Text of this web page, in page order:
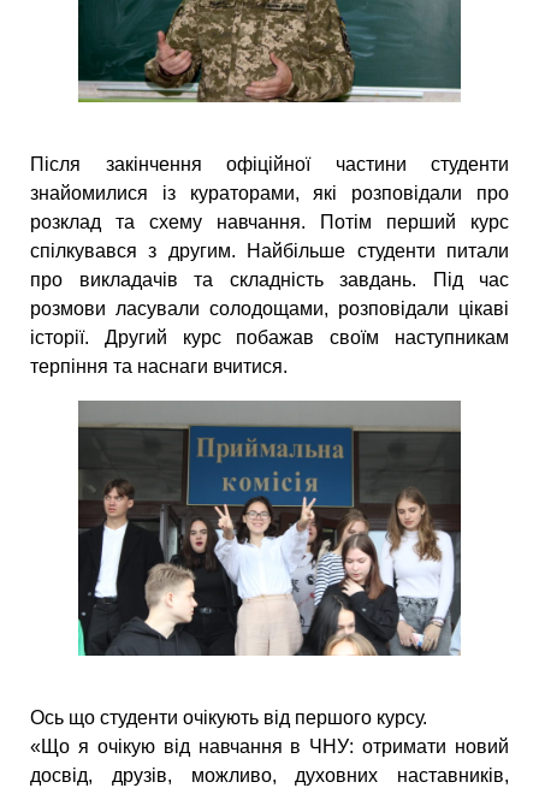
Після закінчення офіційної частини студенти
знайомилися із кураторами, які розповідали про
розклад та схему навчання. Потім перший курс
спілкувався з другим. Найбільше студенти питали
про викладачів та складність завдань. Під час
розмови ласували солодощами, розповідали цікаві
історії. Другий курс побажав своїм наступникам
терпіння та наснаги вчитися.
Ось що студенти очікують від першого курсу.
«Що я очікую від навчання в ЧНУ: отримати новий
досвід, друзів, можливо, духовних наставників,